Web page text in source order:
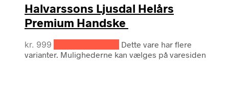
Halvarssons Ljusdal Helårs
Premium Handske
kr. 999
Dette vare har flere
varianter. Mulighederne kan vælges på varesiden